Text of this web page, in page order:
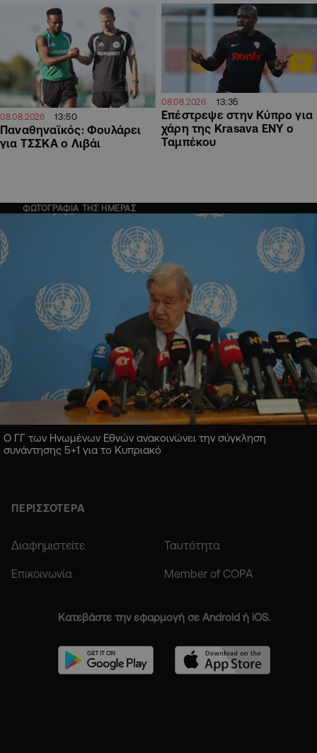
08.08.2026 13:50
Παναθηναϊκός: Φουλάρει
για ΤΣΣΚΑ ο Λιβάι
08.08.2026 13:35
Επέστρεψε στην Κύπρο για
χάρη της Krasava ΕΝΥ ο
Ταμπέκου
ΦΩΤΟΓΡΑΦΙΑ ΤΗΣ ΗΜΕΡΑΣ
Ο ΓΓ των Ηνωμένων Εθνών ανακοινώνει την σύγκληση
συνάντησης 5+1 για το Κυπριακό
ΠΕΡΙΣΣΟΤΕΡΑ
Διαφημιστείτε Ταυτότητα
Επικοινωνία Member of COPA
Κατεβάστε την εφαρμογή σε Android ή iOS.